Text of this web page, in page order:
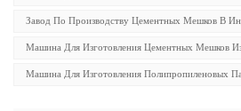
Завод По Производству Цементных Мешков В
Машина Для Изготовления Цементных Мешков
Машина Для Изготовления Полипропиленовых